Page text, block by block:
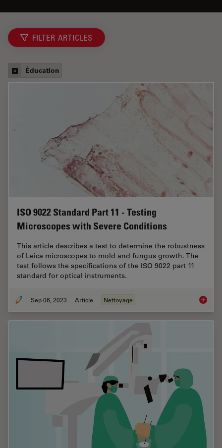
FILTER ARTICLES
Éducation
ISO 9022 Standard Part 11 - Testing
Microscopes with Severe Conditions
This article describes a test to determine the robustness
of Leica microscopes to mold and fungus growth. The
test follows the specifications of the ISO 9022 part 11
standard for optical instruments.
Sep 06, 2023 Article Nettoyage ISO